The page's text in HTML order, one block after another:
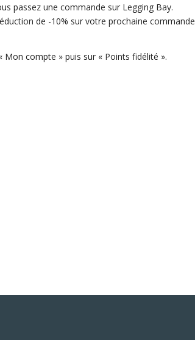
passez une commande sur Legging Bay.
de -10% sur votre prochaine commande
compte » puis sur « Points fidélité ».